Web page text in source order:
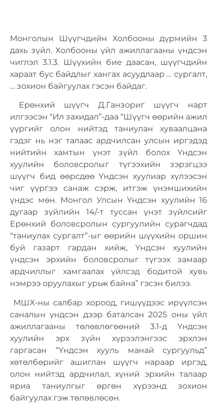
Монголын Шүүгчдийн Холбооны дүрмийн 3
дахь зүйл. Холбооны үйл ажиллагааны үндсэн
чиглэл 3.1.3. Шүүхийн бие даасан, шүүгчдийн
хараат бус байдлыг хангах асуудлаар … сургалт,
… зохион байгуулах гэсэн байдаг.
Ерөнхий шүүгч Д.Ганзориг шүүгч нарт
илгээсэн “Ил захидал”-даа “Шүүгч өөрийн ажил
үүргийг олон нийтэд таниулан хуваалцана
гэдэг нь нэг талаас ардчилсан улсын иргэдэд
нийтийн хамтын үнэт зүйл болох Үндсэн
хуулийн боловсролыг түгээхийн зэрэгцээ
шүүгч бид өөрсдөө Үндсэн хуулиар хүлээсэн
чиг үүргээ санаж сэрж, итгэж үнэмшихийн
үндэс мөн. Монгол Улсын Үндсэн хуулийн 16
дугаар зүйлийн 14/-т туссан үнэт зүйлсийг
Ерөнхий боловсролын сургуулийн сурагчдад
“таниулах сургалт”-ыг өөрийн шүүхийн оршин
буй газарт гардан хийж, Үндсэн хуулийн
үндсэн эрхийн боловсролыг түгээх замаар
ардчиллыг хамгаалах үйлсэд бодитой хувь
нэмрээ оруулахыг урьж байна” гэсэн билээ.
МШХ-ны салбар хороод, гишүүдээс ирүүлсэн
саналын үндсэн дээр баталсан 2025 оны үйл
ажиллагааны төлөвлөгөөний 3.1-д Үндсэн
хуулийн эрх зүйн хүрээлэнгээс эрхлэн
гаргасан “Үндсэн хууль манай сургуульд”
хөтөлбөрийг ашиглан шүүгч нараар иргэд,
олон нийтэд ардчилал, хүний эрхийн талаар
яриа таниулгыг өргөн хүрээнд зохион
байгуулах гэж төлөвлөсөн.